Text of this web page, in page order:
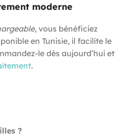
moderne
, vous bénéficiez
en Tunisie, il facilite le
le dès aujourd’hui et
.
?